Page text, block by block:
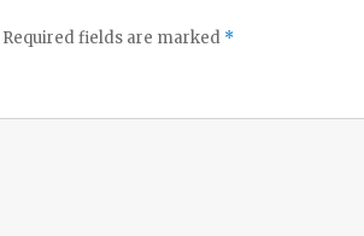
Required fields are marked *